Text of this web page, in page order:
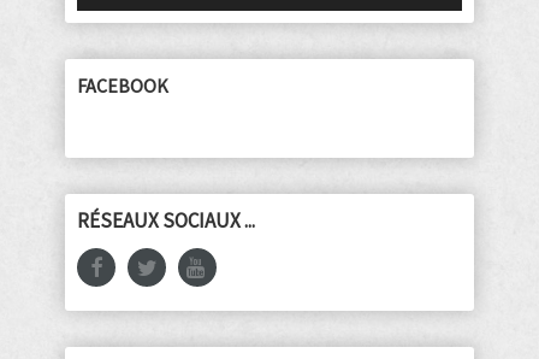
FACEBOOK
RÉSEAUX SOCIAUX ...